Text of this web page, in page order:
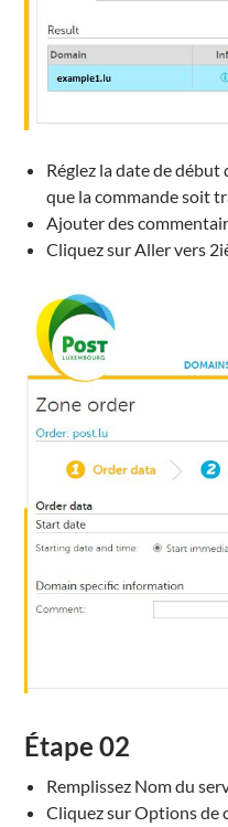
Réglez la date de début
que la commande soit
Ajouterdes
Cliquez sur Aller vers
Étape 02
Remplissez Nomdu
Cliquez sur Options de